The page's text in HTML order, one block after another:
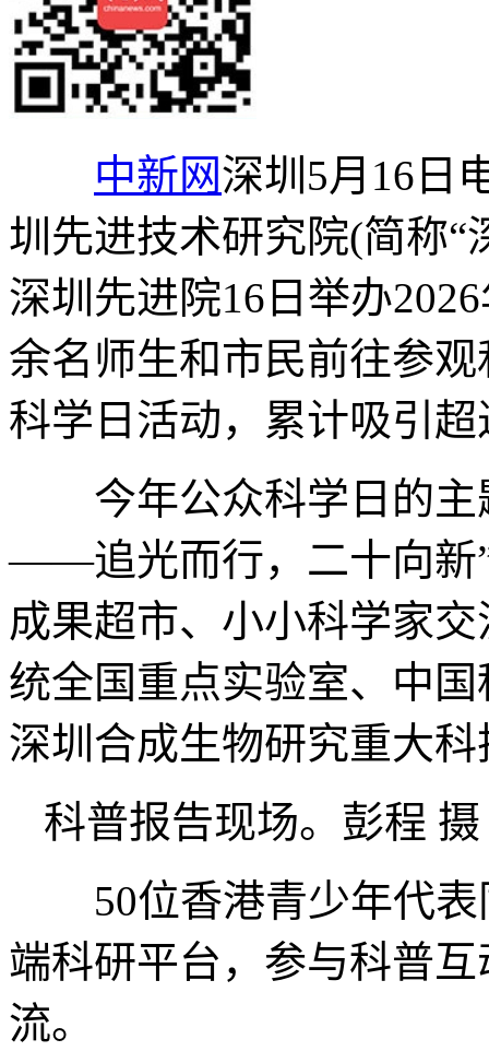
中新网深圳5月16日
圳先进技术研究院(简称“
深圳先进院16日举办
余名师生和市民前往参
科学日活动，累计吸引
今年公众科学日的主
——追光而行，二十向新
成果超市、小小科学家
统全国重点实验室、中
深圳合成生物研究重大
科普报告现场。彭程 摄
50位香港青少年代表
端科研平台，参与科普
流。